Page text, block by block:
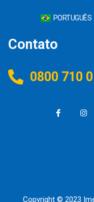
PORTUGUÊS
Contato
0800 710
Copyright © 2023